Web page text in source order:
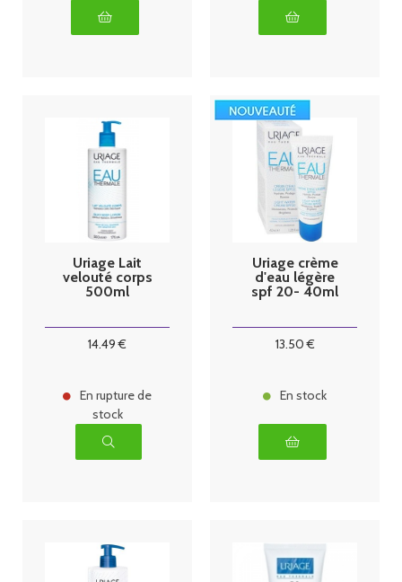
Uriage Lait
velouté corps
500ml
14.49 €
En rupture de
stock
Uriage crème
d'eau légère
spf 20- 40ml
13.50€
En stock